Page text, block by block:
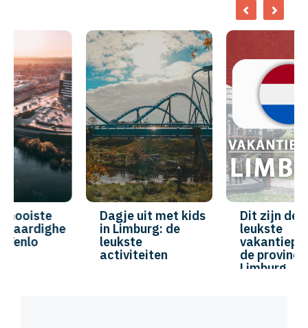
Dagje uit met kids
in Limburg: de
leukste
activiteiten
Dit zijn de 10
leukste
vakantieparken in
de provincie